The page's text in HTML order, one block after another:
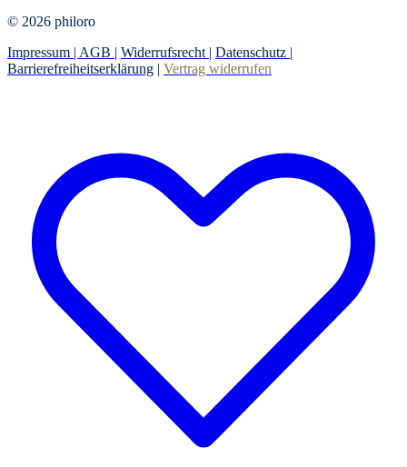
© 2026 philoro
Impressum | AGB | Widerrufsrecht | Datenschutz |
Barrierefreiheitserklärung | Vertrag widerrufen